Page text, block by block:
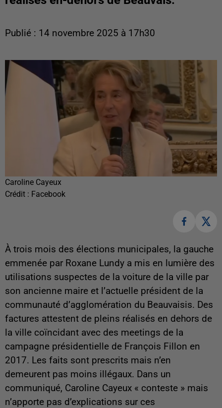
Publié : 14 novembre 2025 à 17h30
Caroline Cayeux
Crédit : Facebook
À trois mois des élections municipales, la gauche
emmenée par Roxane Lundy a mis en lumière des
utilisations suspectes de la voiture de la ville par
son ancienne maire et l’actuelle président de la
communauté d’agglomération du Beauvaisis. Des
factures attestent de pleins réalisés en dehors de
la ville coïncidant avec des meetings de la
campagne présidentielle de François Fillon en
2017. Les faits sont prescrits mais n’en
demeurent pas moins illégaux. Dans un
communiqué, Caroline Cayeux « conteste » mais
n’apporte pas d’explications sur ces